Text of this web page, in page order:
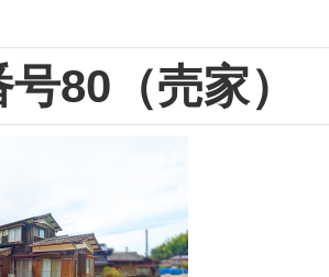
80（売家）